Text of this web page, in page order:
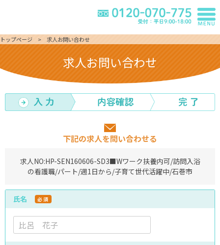
トップページ 求人お問い合わせ
求人お問い合わせ
下記の求人を問い合わせる
求人NO:HP-SEN160606-SD3■Wワーク扶養内可/訪問入浴
の看護職/パート/週1日から/子育て世代活躍中/石巻市
氏名 必須